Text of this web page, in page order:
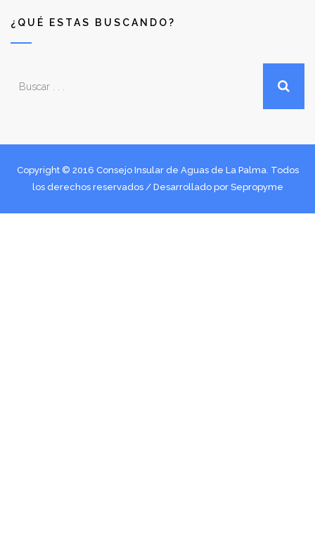
¿QUÉ ESTAS BUSCANDO?
Copyright © 2016 Consejo Insular de Aguas de La Palma. Todos
los derechos reservados / Desarrollado por Sepropyme